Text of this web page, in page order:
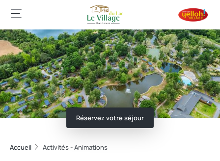
Réservez votre séjour
Accueil Activités - Animations